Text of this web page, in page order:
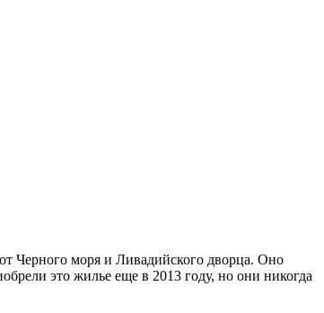
Черного моря и Ливадийского дворца. Оно
это жилье еще в 2013 году, но они никогда